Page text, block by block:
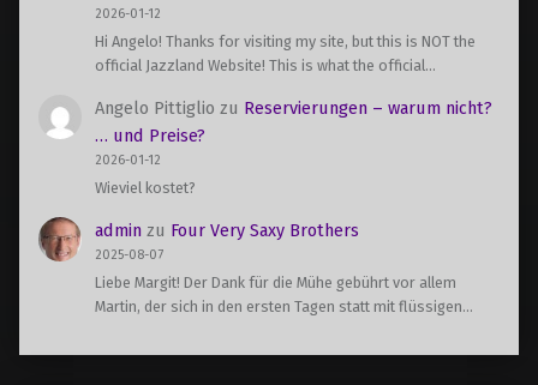
2026-01-12
Hi Angelo! Thanks for visiting my site, but this is NOT the
official Jazzland Website! This is what the official…
Angelo Pittiglio zu Reservierungen – warum nicht?
… und Preise?
2026-01-12
Wieviel kostet?
admin zu Four Very Saxy Brothers
2025-08-07
Liebe Margit! Der Dank für die Mühe gebührt vor allem
Martin, der sich in den ersten Tagen statt mit flüssigen…